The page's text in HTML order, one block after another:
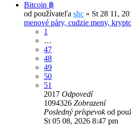
Bitcoin ฿
od používateľa shc » St 28 11,
menové páry, cudzie meny,
1
…
47
48
49
50
51
2017 Odpovedí
1094326 Zobrazení
Posledný príspevokod
St 05 08, 2026 8:47 pm